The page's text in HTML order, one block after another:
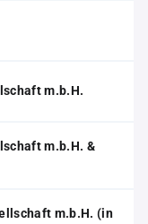
m.b.H.
m.b.H. &
m.b.H. (in